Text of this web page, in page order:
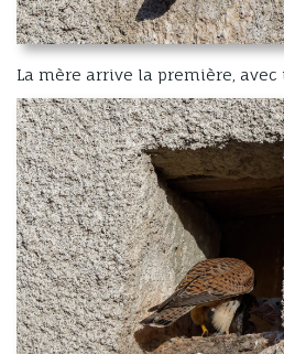
La mère arrive la première, avec